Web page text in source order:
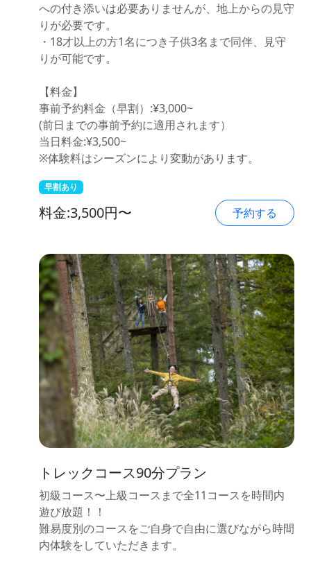
への付き添いは必要ありませんが、地上からの見守
りが必要です。
・18才以上の方1名につき子供3名まで同伴、見守
りが可能です。
【料金】
事前予約料金（早割）:¥3,000~
(前日までの事前予約に適用されます）
当日料金:¥3,500~
※体験料はシーズンにより変動があります。
早割あり
料金:3,500円〜 予約する
トレックコース90分プラン
初級コース〜上級コースまで全11コースを時間内
遊び放題！！
難易度別のコースをご自身で自由に選びながら時間
内体験をしていただきます。